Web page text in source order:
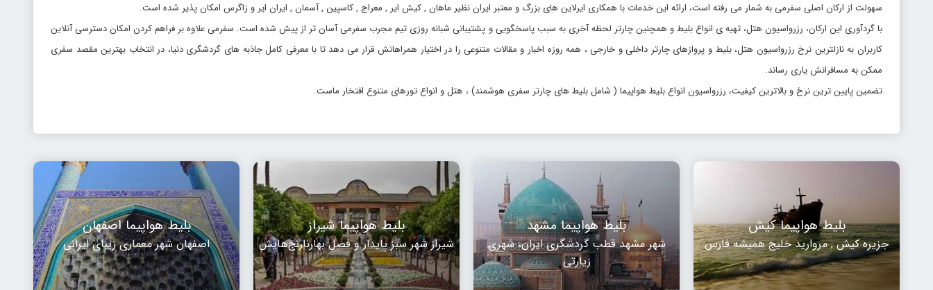
سهولت از ارکان اصلی سفرمی به شمار می رفته است، ارائه این خدمات با همکاری ایرلاین های بزرگ و معتبر ایران نظیر ماهان , کیش ایر , معراج , کاسپین , آسمان , ایران ایر و زاگرس امکان پذیر شده است.
با گردآوری این ارکان، رزرواسیون هتل، تهیه ی انواع بلیط و همچنین چارتر لحظه آخری به سبب پاسخگویی و پشتیبانی شبانه روزی تیم مجرب سفرمی آسان تر از پیش شده است. سفرمی علاوه بر فراهم کردن امکان دسترسی آنلاین
کاربران به نازلترین نرخ رزرواسیون هتل، بلیط و پروازهای چارتر داخلی و خارجی ، همه روزه اخبار و مقالات متنوعی را در اختیار همراهانش قرار می دهد تا با معرفی کامل جاذبه های گردشگری دنیا، در انتخاب بهترین مقصد سفری
ممکن به مسافرانش یاری رساند.
تضمین پایین ترین نرخ و بالاترین کیفیت، رزرواسیون انواع بلیط هواپیما ( شامل بلیط های چارتر سفری هوشمند) ، هتل و انواع تورهای متنوع افتخار ماست.
بلیط هواپیما کیش
جزیره کیش , مروارید خلیج همیشه فارس
بلیط هواپیما مشهد
شهر مشهد قطب گردشگری ایران، شهری
زیارتی
بلیط هواپیما شیراز
شیراز شهر سبز پایدار و فصل بهارنارنج‌هایش
بلیط هواپیما اصفهان
اصفهان شهر معماری زیبای ایرانی